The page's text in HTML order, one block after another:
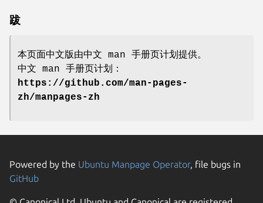
跋
本页面中文版由中文 man 手册页计划提供。
中文 man 手册页计划：
https://github.com/man-pages-
zh/manpages-zh
Powered by the Ubuntu Manpage Operator, file bugs in
GitHub